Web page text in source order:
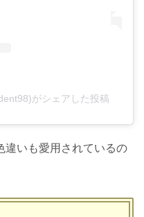
がシェアした投稿
違いも愛用されているの